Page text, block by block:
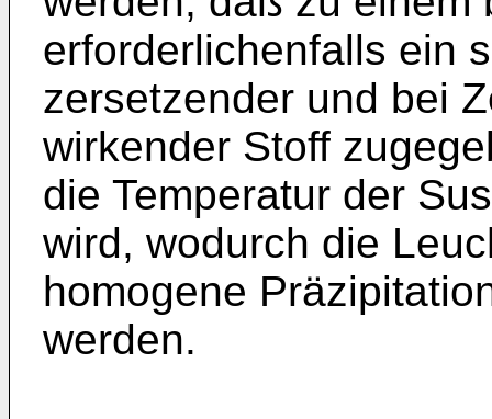
erforderlichenfalls ein
zersetzender und bei
wirkender Stoff
die Temperatur der
wird, wodurch die
homogene
werden.